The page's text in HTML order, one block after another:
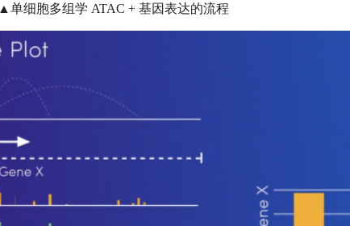
▲单细胞多组学 ATAC + 基因表达的流程